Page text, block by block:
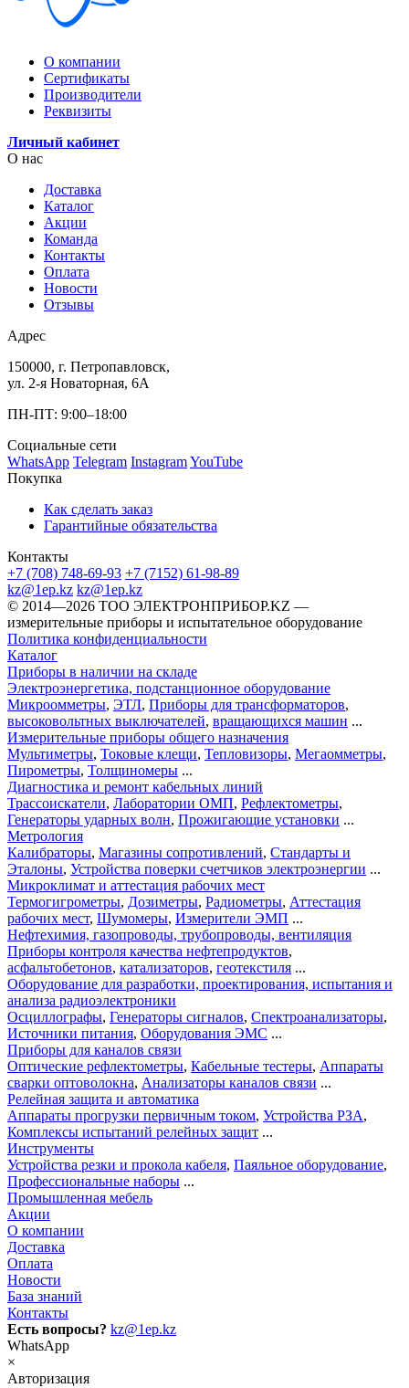
О компании
Сертификаты
Производители
Реквизиты
Личный кабинет
О нас
Доставка
Каталог
Акции
Команда
Контакты
Оплата
Новости
Отзывы
Адрес
150000, г. Петропавловск,
ул. 2-я Новаторная, 6А
ПН-ПТ: 9:00–18:00
Социальные сети
WhatsApp Telegram InstagramYouTube
Покупка
Как сделать заказ
Гарантийные обязательства
Контакты
+7 (708) 748-69-93 +7 (7152) 61-98-89
kz@1ep.kz kz@1ep.kz
©️ 2014—2026 ТОО ЭЛЕКТРОНПРИБОР.KZ —
измерительные приборы и испытательное оборудование
Политика конфиденциальности
Каталог
Приборы в наличии на складе
Электроэнергетика, подстанционное оборудование
Микроомметры, ЭТЛ, Приборы для трансформаторов,
высоковольтных выключателей, вращающихся машин ...
Измерительные приборы общего назначения
Мультиметры, Токовые клещи, Тепловизоры, Мегаомметры,
Пирометры, Толщиномеры ...
Диагностика и ремонт кабельных линий
Трассоискатели, Лаборатории ОМП, Рефлектометры,
Генераторы ударных волн, Прожигающие установки ...
Метрология
Калибраторы, Магазины сопротивлений, Стандарты и
Эталоны, Устройства поверки счетчиков электроэнергии ...
Микроклимат и аттестация рабочих мест
Термогигрометры, Дозиметры, Радиометры, Аттестация
рабочих мест, Шумомеры, Измерители ЭМП ...
Нефтехимия, газопроводы, трубопроводы, вентиляция
Приборы контроля качества нефтепродуктов,
асфальтобетонов, катализаторов, геотекстиля ...
Оборудование для разработки, проектирования, испытания и
анализа радиоэлектроники
Осциллографы, Генераторы сигналов, Спектроанализаторы,
Источники питания, Оборудования ЭМС ...
Приборы для каналов связи
Оптические рефлектометры, Кабельные тестеры, Аппараты
сварки оптоволокна, Анализаторы каналов связи ...
Релейная защита и автоматика
Аппараты прогрузки первичным током, Устройства РЗА,
Комплексы испытаний релейных защит ...
Инструменты
Устройства резки и прокола кабеля, Паяльное оборудование,
Профессиональные наборы ...
Промышленная мебель
Акции
О компании
Доставка
Оплата
Новости
База знаний
Контакты
Есть вопросы? kz@1ep.kz
WhatsApp
×
Авторизация